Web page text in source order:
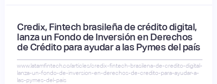
Credix, Fintech brasileña de crédito digital,
lanza un Fondo de Inversión en Derechos
de Crédito para ayudar a las Pymes del país
www.latamfintech.co/articles/credix-fintech-brasilena-de-credito-digital-
lanza-un-fondo-de-inversion-en-derechos-de-credito-para-ayudar-a-
las-pymes-del-pais